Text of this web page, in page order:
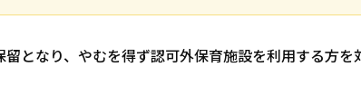
となり、やむを得ず認可外保育施設を利用する方を